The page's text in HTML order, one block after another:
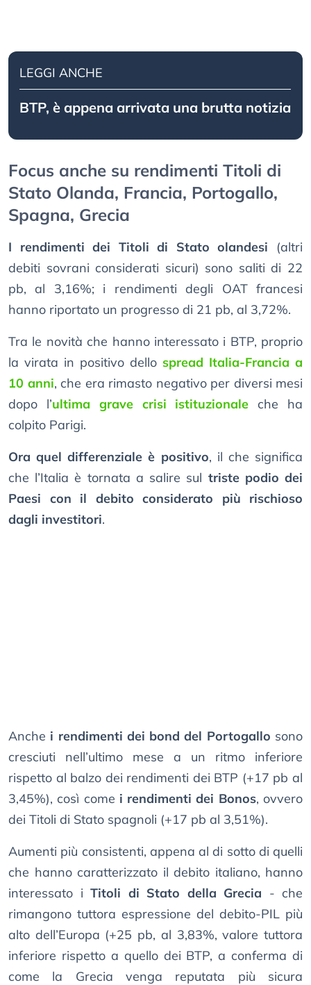
LEGGI ANCHE
BTP, è appena arrivata una brutta notizia
Focus anche su rendimenti Titoli di
Stato Olanda, Francia, Portogallo,
Spagna, Grecia
I rendimenti dei Titoli di Stato olandesi (altri
debiti sovrani considerati sicuri) sono saliti di 22
pb, al 3,16%; i rendimenti degli OAT francesi
hanno riportato un progresso di 21 pb, al 3,72%.
Tra le novità che hanno interessato i BTP, proprio
la virata in positivo dello spread Italia-Francia a
10 anni, che era rimasto negativo per diversi mesi
dopo l’ultima grave crisi istituzionale che ha
colpito Parigi.
Ora quel differenziale è positivo, il che significa
che l’Italia è tornata a salire sul triste podio dei
Paesi con il debito considerato più rischioso
dagli investitori.
Anche i rendimenti dei bond del Portogallo sono
cresciuti nell’ultimo mese a un ritmo inferiore
rispetto al balzo dei rendimenti dei BTP (+17 pb al
3,45%), così come i rendimenti dei Bonos, ovvero
dei Titoli di Stato spagnoli (+17 pb al 3,51%).
Aumenti più consistenti, appena al di sotto di quelli
che hanno caratterizzato il debito italiano, hanno
interessato i Titoli di Stato della Grecia - che
rimangono tuttora espressione del debito-PIL più
alto dell’Europa (+25 pb, al 3,83%, valore tuttora
inferiore rispetto a quello dei BTP, a conferma di
come la Grecia venga reputata più sicura